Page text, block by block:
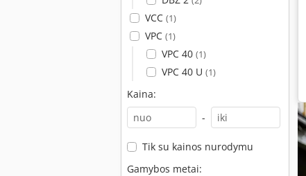
VCC (1)
VPC (1)
VPC 40 (1)
VPC 40 U (1)
Kaina:
-
Tik su kainos nurodymu
Gamybos metai: